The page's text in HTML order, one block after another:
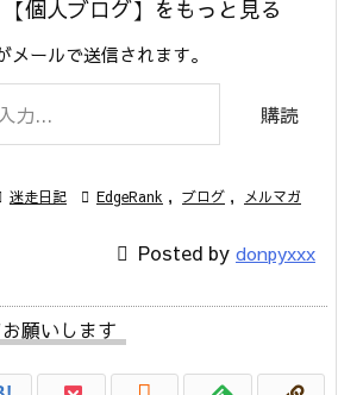
個人ブログ】をもっと見る
ールで送信されます。
購読
迷走日記  EdgeRank , ブログ , メルマガ
 Posted by donpyxxx
願いします